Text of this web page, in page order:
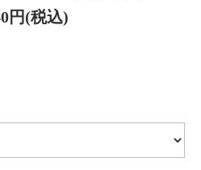
円(税込)